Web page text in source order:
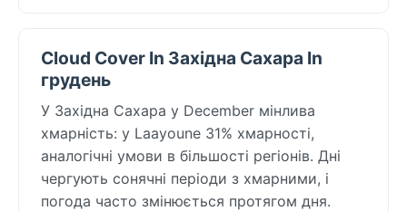
Cloud Cover In Західна Сахара In
грудень
У Західна Сахара у December мінлива
хмарність: у Laayoune 31% хмарності,
аналогічні умови в більшості регіонів. Дні
чергують сонячні періоди з хмарними, і
погода часто змінюється протягом дня.